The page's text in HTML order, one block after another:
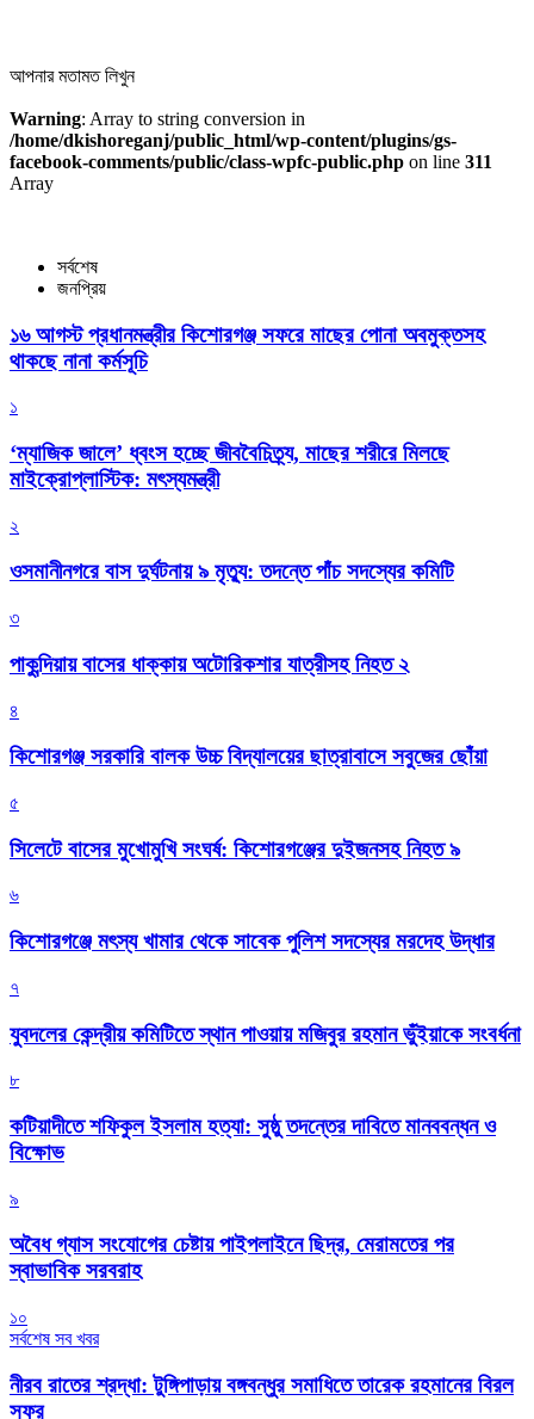
আপনার মতামত লিখুন
Warning: Array to string conversion in
/home/dkishoreganj/public_html/wp-content/plugins/gs-
facebook-comments/public/class-wpfc-public.php on line 311
Array
সর্বশেষ
জনপ্রিয়
১৬ আগস্ট প্রধানমন্ত্রীর কিশোরগঞ্জ সফরে মাছের পোনা অবমুক্তসহ
থাকছে নানা কর্মসূচি
১
‘ম্যাজিক জালে’ ধ্বংস হচ্ছে জীববৈচিত্র্য, মাছের শরীরে মিলছে
মাইক্রোপ্লাস্টিক: মৎস্যমন্ত্রী
২
ওসমানীনগরে বাস দুর্ঘটনায় ৯ মৃত্যু: তদন্তে পাঁচ সদস্যের কমিটি
৩
পাকুন্দিয়ায় বাসের ধাক্কায় অটোরিকশার যাত্রীসহ নিহত ২
৪
কিশোরগঞ্জ সরকারি বালক উচ্চ বিদ্যালয়ের ছাত্রাবাসে সবুজের ছোঁয়া
৫
সিলেটে বাসের মুখোমুখি সংঘর্ষ: কিশোরগঞ্জের দুইজনসহ নিহত ৯
৬
কিশোরগঞ্জে মৎস্য খামার থেকে সাবেক পুলিশ সদস্যের মরদেহ উদ্ধার
৭
যুবদলের কেন্দ্রীয় কমিটিতে স্থান পাওয়ায় মজিবুর রহমান ভুঁইয়াকে সংবর্ধনা
৮
কটিয়াদীতে শফিকুল ইসলাম হত্যা: সুষ্ঠু তদন্তের দাবিতে মানববন্ধন ও
বিক্ষোভ
৯
অবৈধ গ্যাস সংযোগের চেষ্টায় পাইপলাইনে ছিদ্র, মেরামতের পর
স্বাভাবিক সরবরাহ
১০
সর্বশেষ সব খবর
নীরব রাতের শ্রদ্ধা: টুঙ্গিপাড়ায় বঙ্গবন্ধুর সমাধিতে তারেক রহমানের বিরল
সফর